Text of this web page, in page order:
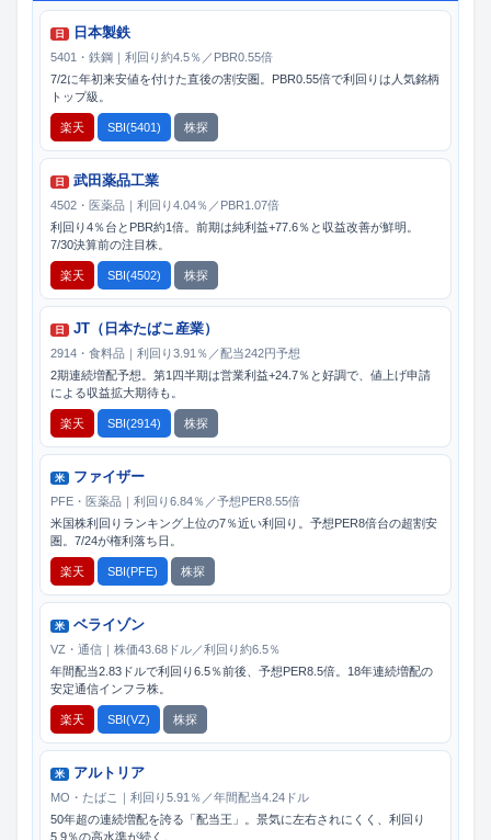
日 日本製鉄
5401・鉄鋼｜利回り約4.5％／PBR0.55倍
7/2に年初来安値を付けた直後の割安圏。PBR0.55倍で利回りは人気銘柄
トップ級。
楽天 SBI(5401) 株探
日 武田薬品工業
4502・医薬品｜利回り4.04％／PBR1.07倍
利回り4％台とPBR約1倍。前期は純利益+77.6％と収益改善が鮮明。
7/30決算前の注目株。
楽天 SBI(4502) 株探
日 JT（日本たばこ産業）
2914・食料品｜利回り3.91％／配当242円予想
2期連続増配予想。第1四半期は営業利益+24.7％と好調で、値上げ申請
による収益拡大期待も。
楽天 SBI(2914) 株探
米 ファイザー
PFE・医薬品｜利回り6.84％／予想PER8.55倍
米国株利回りランキング上位の7％近い利回り。予想PER8倍台の超割安
圏。7/24が権利落ち日。
楽天 SBI(PFE) 株探
米 ベライゾン
VZ・通信｜株価43.68ドル／利回り約6.5％
年間配当2.83ドルで利回り6.5％前後、予想PER8.5倍。18年連続増配の
安定通信インフラ株。
楽天 SBI(VZ) 株探
米 アルトリア
MO・たばこ｜利回り5.91％／年間配当4.24ドル
50年超の連続増配を誇る「配当王」。景気に左右されにくく、利回り
5.9％の高水準が続く。